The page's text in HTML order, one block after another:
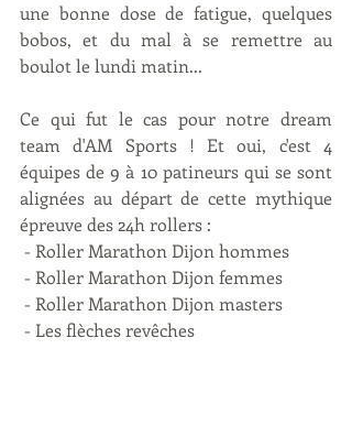
une bonne dose de fatigue, quelques
bobos, et du mal à se remettre au
boulot le lundi matin...
Ce qui fut le cas pour notre dream
team d'AM Sports ! Et oui, c'est 4
équipes de 9 à 10 patineurs qui se sont
alignées au départ de cette mythique
épreuve des 24h rollers :
- Roller Marathon Dijon hommes
- Roller Marathon Dijon femmes
- Roller Marathon Dijon masters
- Les flèches revêches